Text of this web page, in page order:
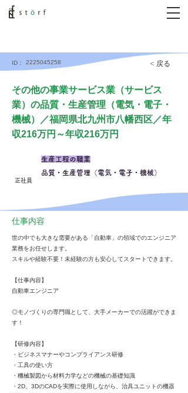
ID： 2225045258 < 戻る
その他の事業サービス業（サービス
業）の品質・生産管理（電気・電子・
機械）／福岡県北九州市八幡西区／年
収216万円～年収216万円
正社員
生産工程の職業
品質・生産管理（電気・電子・機械）
仕事内容
世の中でも大きな需要がある「自動車」の領域でのエンジニア
業務をお任せします。
スキルや経験不要！未経験の方も安心してスタートできます。
【仕事内容】
自動車エンジニア
◎モノづくりの専門職として、大手メーカーでの活躍ができま
す！
【研修内容】
・ビジネスマナーやコンプライアンス研修
・工具の使い方
・機械製図から材料力学などの機械の基礎知識
・2D、3DのCADを実際に使用しながら、治具ユニットの機器